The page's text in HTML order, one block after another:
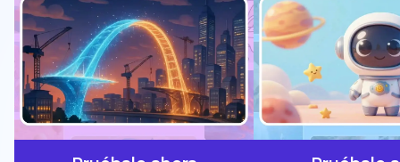
más rápido